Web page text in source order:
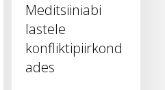
Meditsiiniabi
lastele
konfliktipiirkond
ades